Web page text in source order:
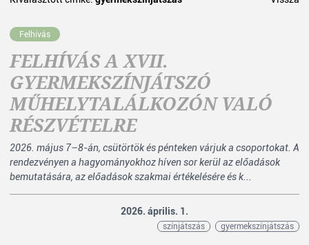
Felhívás
FELHÍVÁS A XVII.
GYERMEKSZÍNJÁTSZÓ
MŰHELYTALÁLKOZÓN VALÓ
RÉSZVÉTELRE
2026. május 7–8-án, csütörtök és pénteken várjuk a csoportokat. A
rendezvényen a hagyományokhoz híven sor kerül az előadások
bemutatására, az előadások szakmai értékelésére és k...
2026. április. 1.
színjátszás gyermekszínjátszás